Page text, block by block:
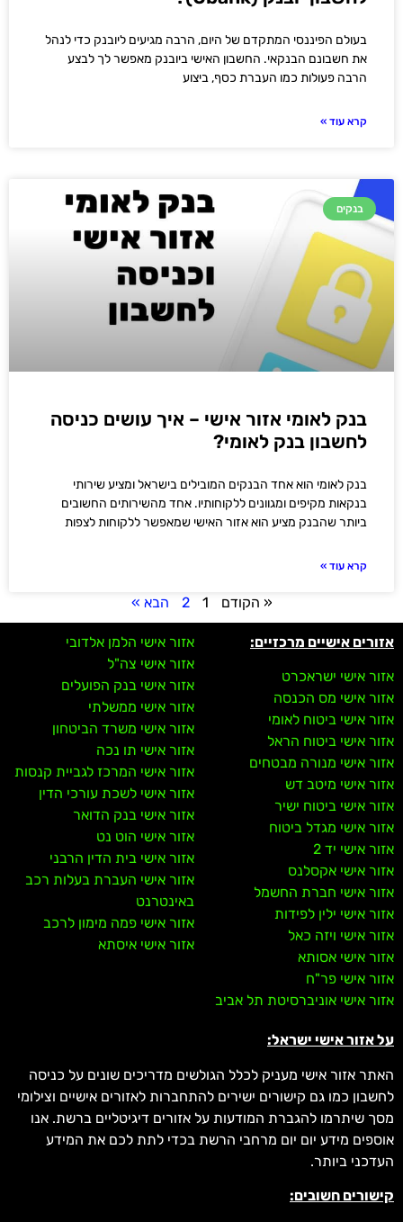
בעולם הפיננסי המתקדם של היום, הרבה מגיעים ליובנק כדי לנהל
את חשבונם הבנקאי. החשבון האישי ביובנק מאפשר לך לבצע
הרבה פעולות כמו העברת כסף, ביצוע
קרא עוד »
בנקים
בנק לאומי אזור אישי – איך עושים כניסה
לחשבון בנק לאומי?
בנק לאומי הוא אחד הבנקים המובילים בישראל ומציע שירותי
בנקאות מקיפים ומגוונים ללקוחותיו. אחד מהשירותים החשובים
ביותר שהבנק מציע הוא אזור האישי שמאפשר ללקוחות לצפות
קרא עוד »
« הקודם 1
2 הבא »
אזורים אישיים מרכזיים:
אזור אישי ישראכרט
אזור אישי מס הכנסה
אזור אישי ביטוח לאומי
אזור אישי ביטוח הראל
אזור אישי מנורה מבטחים
אזור אישי מיטב דש
אזור אישי ביטוח ישיר
אזור אישי מגדל ביטוח
אזור אישי יד 2
אזור אישי אקסלנס
אזור אישי חברת החשמל
אזור אישי ילין לפידות
אזור אישי ויזה כאל
אזור אישי אסותא
אזור אישי פר"ח
אזור אישי אוניברסיטת תל אביב
אזור אישי הלמן אלדובי
אזור אישי צה"ל
אזור אישי בנק הפועלים
אזור אישי ממשלתי
אזור אישי משרד הביטחון
אזור אישי תו נכה
אזור אישי המרכז לגביית קנסות
אזור אישי לשכת עורכי הדין
אזור אישי בנק הדואר
אזור אישי הוט נט
אזור אישי בית הדין הרבני
אזור אישי העברת בעלות רכב
באינטרנט
אזור אישי פמה מימון לרכב
אזור אישי איסתא
על אזור אישי ישראל:
האתר אזור אישי מעניק לכלל הגולשים מדריכים שונים על כניסה
לחשבון כמו גם קישורים ישירים להתחברות לאזורים אישיים וצילומי
מסך שיתרמו להגברת המודעות על אזורים דיגיטליים ברשת. אנו
אוספים מידע יום יום מרחבי הרשת בכדי לתת לכם את המידע
העדכני ביותר.
קישורים חשובים: